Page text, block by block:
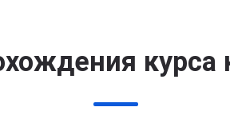
курса